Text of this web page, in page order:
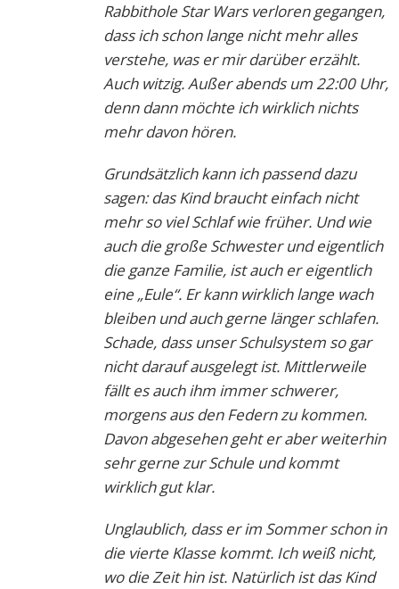
Rabbithole Star Wars verloren gegangen,
dass ich schon lange nicht mehr alles
verstehe, was er mir darüber erzählt.
Auch witzig. Außer abends um 22:00 Uhr,
denn dann möchte ich wirklich nichts
mehr davon hören.
Grundsätzlich kann ich passend dazu
sagen: das Kind braucht einfach nicht
mehr so viel Schlaf wie früher. Und wie
auch die große Schwester und eigentlich
die ganze Familie, ist auch er eigentlich
eine „Eule“. Er kann wirklich lange wach
bleiben und auch gerne länger schlafen.
Schade, dass unser Schulsystem so gar
nicht darauf ausgelegt ist. Mittlerweile
fällt es auch ihm immer schwerer,
morgens aus den Federn zu kommen.
Davon abgesehen geht er aber weiterhin
sehr gerne zur Schule und kommt
wirklich gut klar.
Unglaublich, dass er im Sommer schon in
die vierte Klasse kommt. Ich weiß nicht,
wo die Zeit hin ist. Natürlich ist das Kind